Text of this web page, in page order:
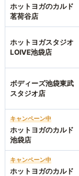
ホットヨガのカルド
茗荷谷店
ホットヨガスタジオ
LOIVE池袋店
ボディーズ池袋東武
スタジオ店
キャンペーン中
ホットヨガのカルド
池袋店
キャンペーン中
ホットヨガのカルド